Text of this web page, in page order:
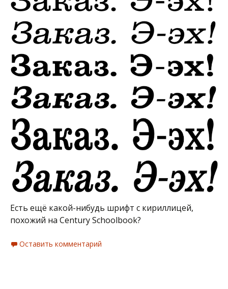
Есть ещё какой-нибудь шрифт с кириллицей,
похожий на Century Schoolbook?
Оставить комментарий